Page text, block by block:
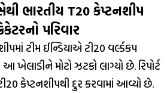
ભારતીય T20 કેપ્ટનશીપ
પરિવાર
ટીમ ઈન્ડિયાએ ટી20 વર્લ્ડકપ
મોટો ઝટકો લાગ્યો છે. રિપોર્ટ
કેપ્ટનશીપથી દુર કરવામાં આવ્યો છે.